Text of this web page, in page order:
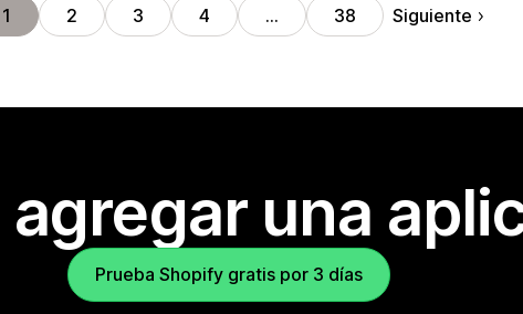
1 2 3 4 … 38 Siguiente
agregar una
Prueba Shopify gratis por 3 días